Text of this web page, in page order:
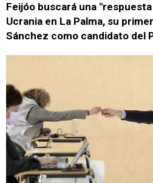
Feijóo buscará una
Ucrania en La Palma, su
Sánchez como candidato del